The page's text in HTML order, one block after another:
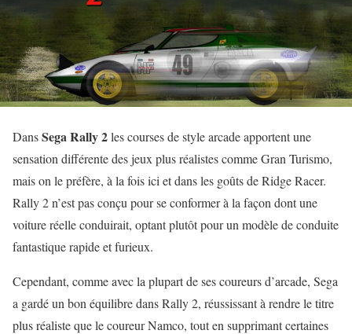
DansSega Rally 2les courses de style arcade apportent une
sensation différente des jeux plus réalistes comme Gran Turismo,
mais on le préfère, à la fois ici et dans les goûts de Ridge Racer.
Rally 2 n’est pas conçu pour se conformer à la façon dont une
voiture réelle conduirait, optant plutôt pour un modèle de conduite
fantastique rapide et furieux.
Cependant, comme avec la plupart de ses coureurs d’arcade, Sega
a gardé un bon équilibre dans Rally 2, réussissant à rendre le titre
plus réaliste que le coureur Namco, tout en supprimant certaines